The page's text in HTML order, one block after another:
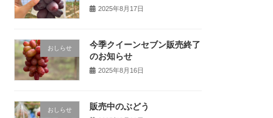
2025年8月17日
おしらせ
今季クイーンセブン販売終了
のお知らせ
2025年8月16日
おしらせ 販売中のぶどう